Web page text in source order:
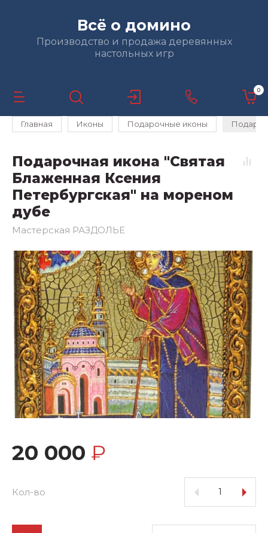
Всё о домино
Производство и продажа деревянных
настольных игр
0
Главная Иконы Подарочные иконы
Подарочная икона "Святая
Блаженная Ксения
Петербургская" на мореном
дубе
Мастерская РАЗДОЛЬЕ
20 000 ₽
Кол-во